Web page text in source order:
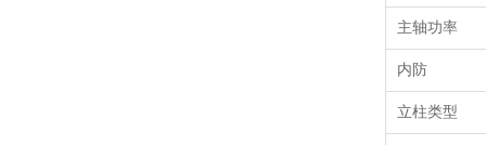
主轴功率
内防
立柱类型